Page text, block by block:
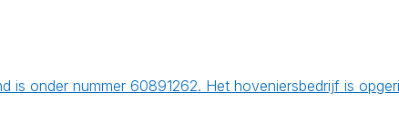
is onder nummer 60891262. Het hoveniersbedrijf is